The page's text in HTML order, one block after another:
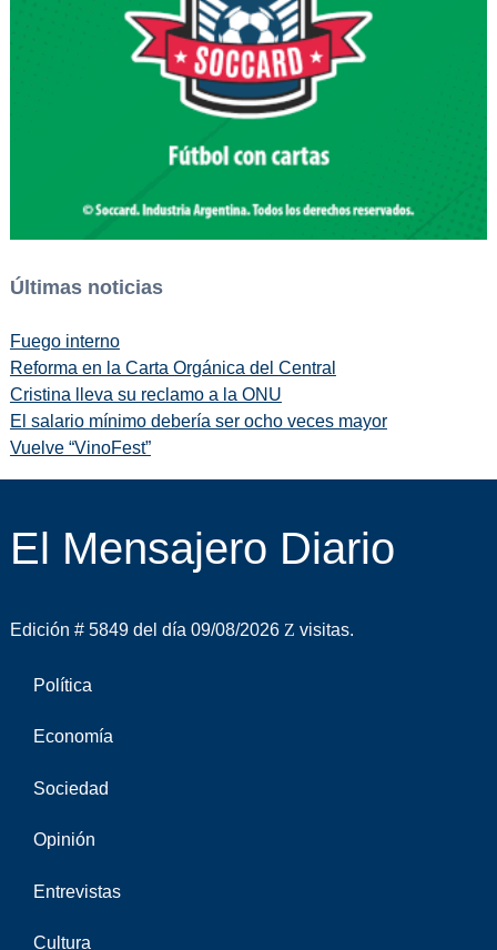
Últimas noticias
Fuego interno
Reforma en la Carta Orgánica del Central
Cristina lleva su reclamo a la ONU
El salario mínimo debería ser ocho veces mayor
Vuelve “VinoFest”
El Mensajero Diario
Edición # 5849 del día 09/08/2026 visitas.
Política
Economía
Sociedad
Opinión
Entrevistas
Cultura